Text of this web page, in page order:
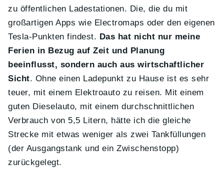
zu öffentlichen Ladestationen. Die, die du mit
großartigen Apps wie Electromaps oder den eigenen
Tesla-Punkten findest. Das hat nicht nur meine
Ferien in Bezug auf Zeit und Planung
beeinflusst, sondern auch aus wirtschaftlicher
Sicht. Ohne einen Ladepunkt zu Hause ist es sehr
teuer, mit einem Elektroauto zu reisen. Mit einem
guten Dieselauto, mit einem durchschnittlichen
Verbrauch von 5,5 Litern, hätte ich die gleiche
Strecke mit etwas weniger als zwei Tankfüllungen
(der Ausgangstank und ein Zwischenstopp)
zurückgelegt.